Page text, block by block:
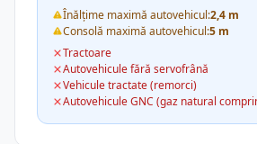
Înălțime maximă autovehicul:2,4 m
Consolă maximă autovehicul:5 m
Tractoare
Autovehicule fără servofrână
Vehicule tractate (remorci)
Autovehicule GNC (gaz natural